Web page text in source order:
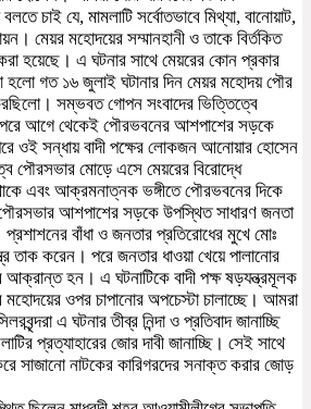
বলতে চাই যে, মামলাটি সর্বোতভাবে মিথ্যা, বানোয়াট,
মেয়র মহোদয়ের সম্মানহানী ও তাকে বির্তকিত
হয়েছে। এ ঘটনার সাথে মেয়রের কোন প্রকার
গত ১৬ জুলাই ঘটানার দিন মেয়র মহোদয় পৌর
সম্ভবত গোপন সংবাদের ভিত্তিত্বে
আগে থেকেই পৌরভবনের আশপাশের সড়কে
ওই সন্ধায় বাদী পক্ষের লোকজন আনোয়ার হোসেন
পৌরসভার মোড়ে এসে মেয়রের বিরোদ্ধে
এবং আক্রমনাত্নক ভঙ্গীতে পৌরভবনের দিকে
আশপাশের সড়কে উপস্থিত সাধারণ জনতা
বাঁধা ও জনতার প্রতিরোধের মুখে মোঃ
তাক করেন। পরে জনতার ধাওয়া খেয়ে পালানোর
আক্রান্ত হন। এ ঘটনাটিকে বাদী পক্ষ ষড়যন্ত্রমূলক
মহোদয়ের ওপর চাপানোর অপচেস্টা চালাচ্ছে। আমরা
এ ঘটনার তীব্র নিন্দা ও প্রতিবাদ জানাচ্ছি
প্রত্যাহারের জোর দাবী জানাচ্ছি। সেই সাথে
সাজানো নাটকের কারিগরদের সনাক্ত করার জোড়